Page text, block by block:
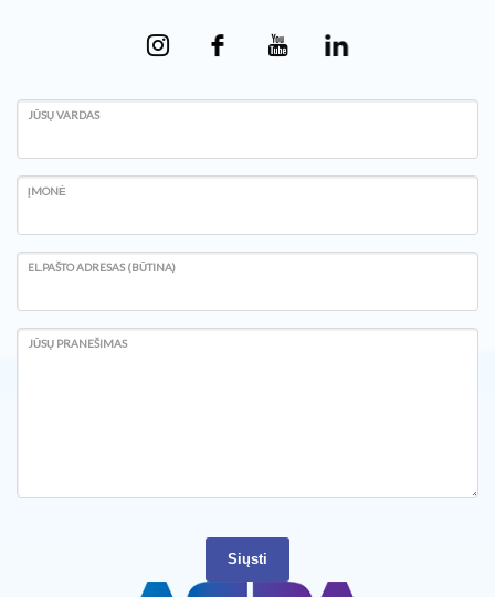
JŪSŲ VARDAS
ĮMONĖ
EL.PAŠTO ADRESAS (BŪTINA)
JŪSŲ PRANEŠIMAS
Siųsti